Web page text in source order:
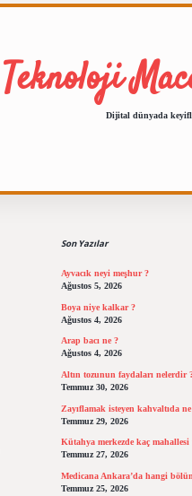
Teknoloji
Dijital dünyada
Son Yazılar
Ayvacık neyi meşhur ?
Ağustos 5, 2026
Boya niye kalkar ?
Ağustos 4, 2026
Arap bacı ne ?
Ağustos 4, 2026
Altın tozunun faydaları nelerdir
Temmuz 30, 2026
Zayıflamak isteyen kahvaltıda
Temmuz 29, 2026
Kütahya merkezde kaç mahallesi
Temmuz 27, 2026
Medicana Ankara’da hangi
Temmuz 25, 2026